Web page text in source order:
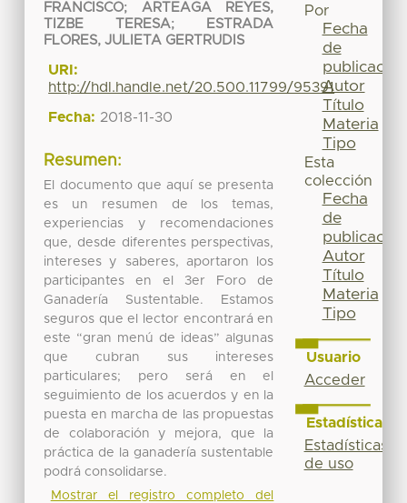
FRANCISCO; ARTEAGA REYES,
TIZBE TERESA;
ESTRADA
FLORES, JULIETA GERTRUDIS
URI:
http://hdl.handle.net/20.500.11799/95391
Fecha: 2018-11-30
Resumen:
El documento que aquí se presenta
es un resumen de los temas,
experiencias y recomendaciones
que, desde diferentes perspectivas,
intereses y saberes, aportaron los
participantes en el 3er Foro de
Ganadería Sustentable. Estamos
seguros que el lector encontrará en
este “gran menú de ideas” algunas
que cubran sus intereses
particulares; pero será en el
seguimiento de los acuerdos y en la
puesta en marcha de las propuestas
de colaboración y mejora, que la
práctica de la ganadería sustentable
podrá consolidarse.
Mostrar el registro completo del
Por
Fecha
de
publicación
Autor
Título
Materia
Tipo
Esta
colección
Fecha
de
publicación
Autor
Título
Materia
Tipo
Usuario
Acceder
Estadísticas
Estadísticas
de uso